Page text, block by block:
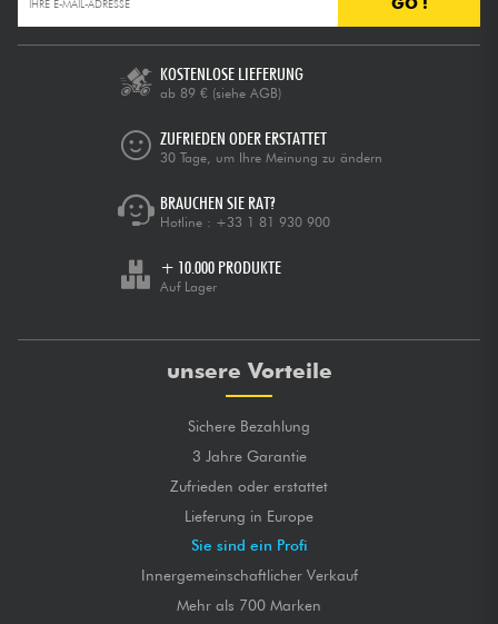
GO !
KOSTENLOSE LIEFERUNG
ab 89 € (siehe AGB)
ZUFRIEDEN ODER ERSTATTET
30 Tage, um Ihre Meinung zu ändern
BRAUCHEN SIE RAT?
Hotline : +33 1 81 930 900
+ 10.000 PRODUKTE
Auf Lager
unsere Vorteile
Sichere Bezahlung
3 Jahre Garantie
Zufrieden oder erstattet
Lieferung in Europe
Sie sind ein Profi
Innergemeinschaftlicher Verkauf
Mehr als 700 Marken